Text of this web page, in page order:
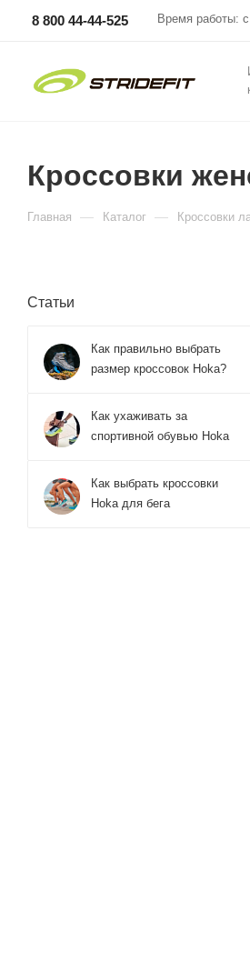
8 800 44-44-525 Время работы:
Кроссовки
Главная — Каталог — Кросcовки
Статьи
Как правильно выбрать
размер кроссовок Hoka?
Как ухаживать за
спортивной обувью Hoka
Как выбрать кроссовки
Hoka для бега